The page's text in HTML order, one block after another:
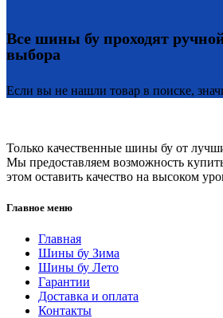
Все шины бу проходят
выбора
Если вы не нашли товар в поиске,
Только качественные шины бу от
Мы предоставляем возможность
этом оставить качество на высоком
Главное меню
Главная
Шины бу Зима
Шины бу Лето
Гарантии
Доставка и оплата
Контакты